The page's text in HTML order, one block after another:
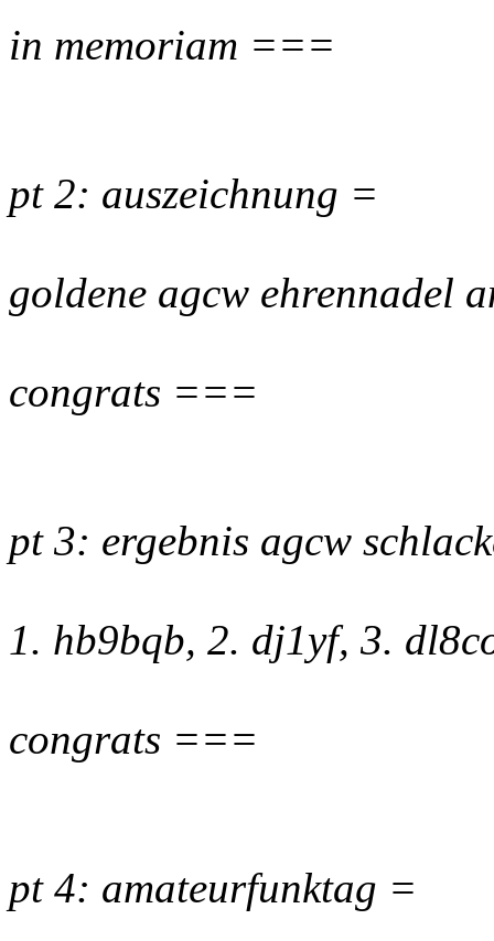
in memoriam ===
pt 2: auszeichnung =
goldene agcw ehrennadel
congrats ===
pt 3: ergebnis agcw
1. hb9bqb, 2. dj1yf, 3.
congrats ===
pt 4: amateurfunktag =